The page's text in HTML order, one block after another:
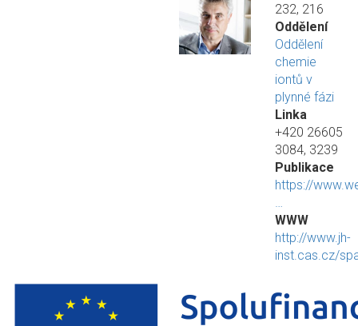
232, 216
Oddělení
Oddělení
chemie
iontů v
plynné fázi
Linka
+420 26605
3084, 3239
Publikace
https://
WWW
http://www.jh-
inst.cas.cz/